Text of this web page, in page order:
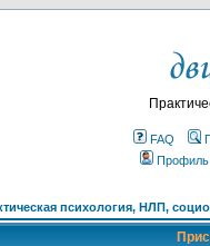
FAQ
Профиль
психология, НЛП,